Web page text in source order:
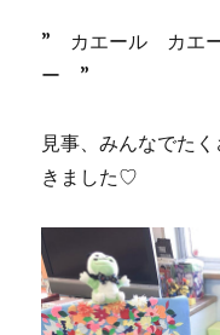
” カエール カエ
ー ”
見事、みんなでた
きました♡